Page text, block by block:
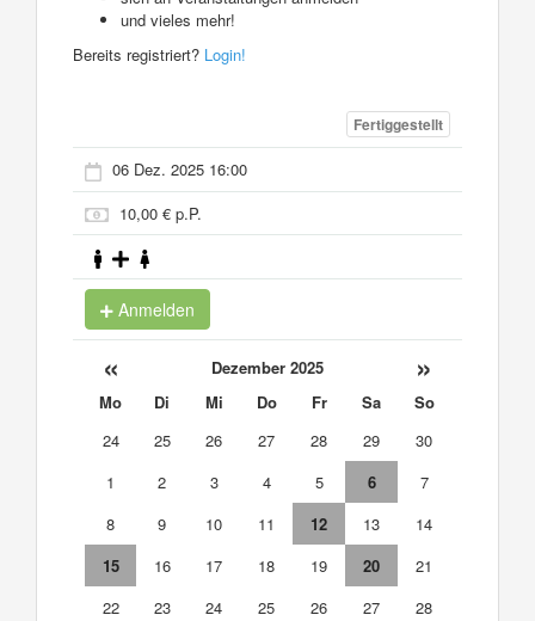
und vieles mehr!
Bereits registriert? Login!
Fertiggestellt
06 Dez. 2025 16:00
10,00 € p.P.
Anmelden
« Dezember 2025 »
Mo Di Mi Do Fr Sa
So
24
25 26 27 28 29
30
1
2 3 4 5 6
7
8
9 10 11 12 13
14
15
16 17 18 19 20
21
22
23 24 25 26 27
28